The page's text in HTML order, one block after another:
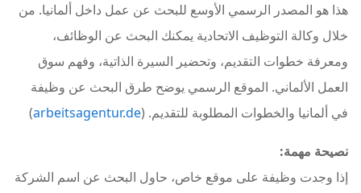
هذا هو المصدر الرسمي الأوسع للبحث عن عمل داخل ألمانيا. من
خلال وكالة التوظيف الاتحادية يمكنك البحث عن الوظائف،
ومعرفة خطوات التقديم، وتحضير السيرة الذاتية، وفهم سوق
العمل الألماني. الموقع الرسمي يوضح طرق البحث عن وظيفة
في ألمانيا والخطوات المطلوبة للتقديم. (arbeitsagentur.de
)
نصيحة مهمة:
إذا وجدت وظيفة على موقع خاص، حاول البحث عن اسم الشركة